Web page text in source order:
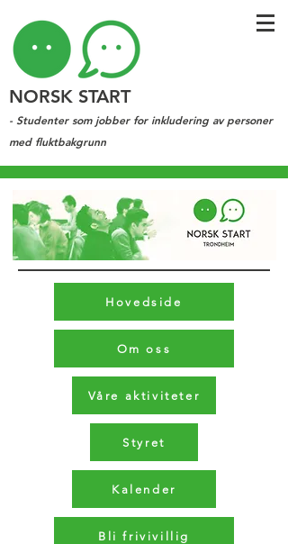
NORSK START
- Studenter som jobber for inkludering av personer
med fluktbakgrunn
Hovedside
Om oss
Våre aktiviteter
Styret
Kalender
Bli frivivillig